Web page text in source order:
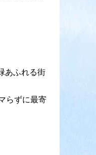
あふれる街
らずに最寄